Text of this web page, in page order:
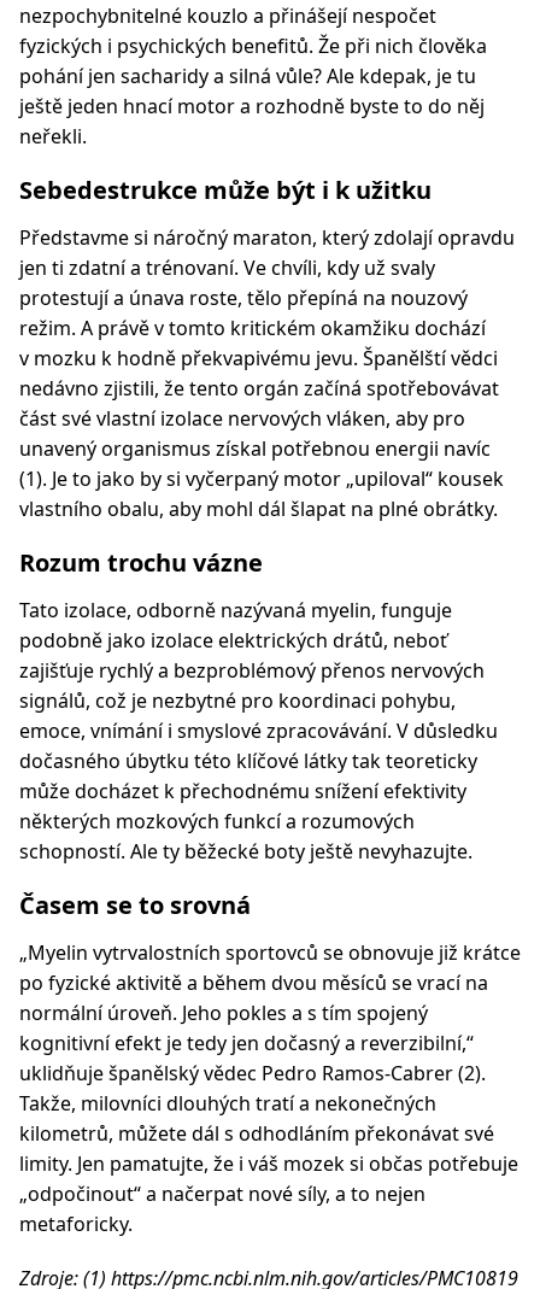
nezpochybnitelné kouzlo a přinášejí nespočet
fyzických i psychických benefitů. Že při nich člověka
pohání jen sacharidy a silná vůle? Ale kdepak, je tu
ještě jeden hnací motor a rozhodně byste to do něj
neřekli.
Sebedestrukce může být i k užitku
Představme si náročný maraton, který zdolají opravdu
jen ti zdatní a trénovaní. Ve chvíli, kdy už svaly
protestují a únava roste, tělo přepíná na nouzový
režim. A právě v tomto kritickém okamžiku dochází
v mozku k hodně překvapivému jevu. Španělští vědci
nedávno zjistili, že tento orgán začíná spotřebovávat
část své vlastní izolace nervových vláken, aby pro
unavený organismus získal potřebnou energii navíc
(1). Je to jako by si vyčerpaný motor „upiloval“ kousek
vlastního obalu, aby mohl dál šlapat na plné obrátky.
Rozum trochu vázne
Tato izolace, odborně nazývaná myelin, funguje
podobně jako izolace elektrických drátů, neboť
zajišťuje rychlý a bezproblémový přenos nervových
signálů, což je nezbytné pro koordinaci pohybu,
emoce, vnímání i smyslové zpracovávání. V důsledku
dočasného úbytku této klíčové látky tak teoreticky
může docházet k přechodnému snížení efektivity
některých mozkových funkcí a rozumových
schopností. Ale ty běžecké boty ještě nevyhazujte.
Časem se to srovná
„Myelin vytrvalostních sportovců se obnovuje již krátce
po fyzické aktivitě a během dvou měsíců se vrací na
normální úroveň. Jeho pokles a s tím spojený
kognitivní efekt je tedy jen dočasný a reverzibilní,“
uklidňuje španělský vědec Pedro Ramos-Cabrer (2).
Takže, milovníci dlouhých tratí a nekonečných
kilometrů, můžete dál s odhodláním překonávat své
limity. Jen pamatujte, že i váš mozek si občas potřebuje
„odpočinout“ a načerpat nové síly, a to nejen
metaforicky.
Zdroje: (1) https://pmc.ncbi.nlm.nih.gov/articles/PMC10819